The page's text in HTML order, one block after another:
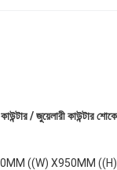
/ জুয়েলারী কাউন্টার
((W) X950MM ((H)